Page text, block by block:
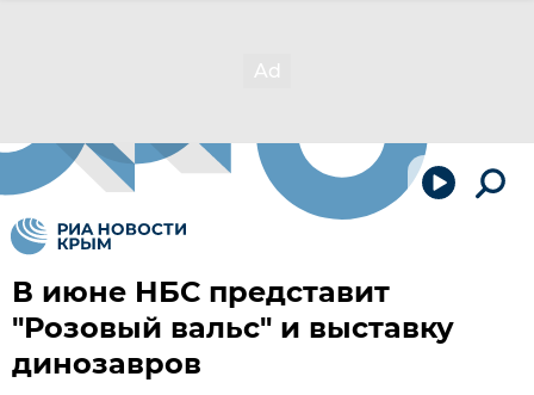
В июне НБС представит
"Розовый вальс" и выставку
динозавров